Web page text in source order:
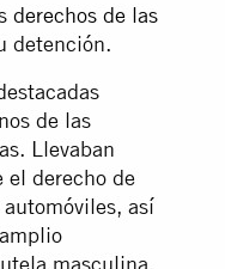
derechos de las
detención.
de las
Llevaban
el derecho de
así
masculina.